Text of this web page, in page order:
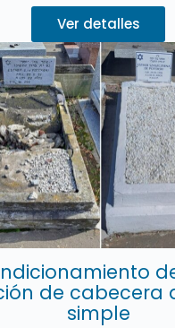
Ver detalles
de cabecera
simple